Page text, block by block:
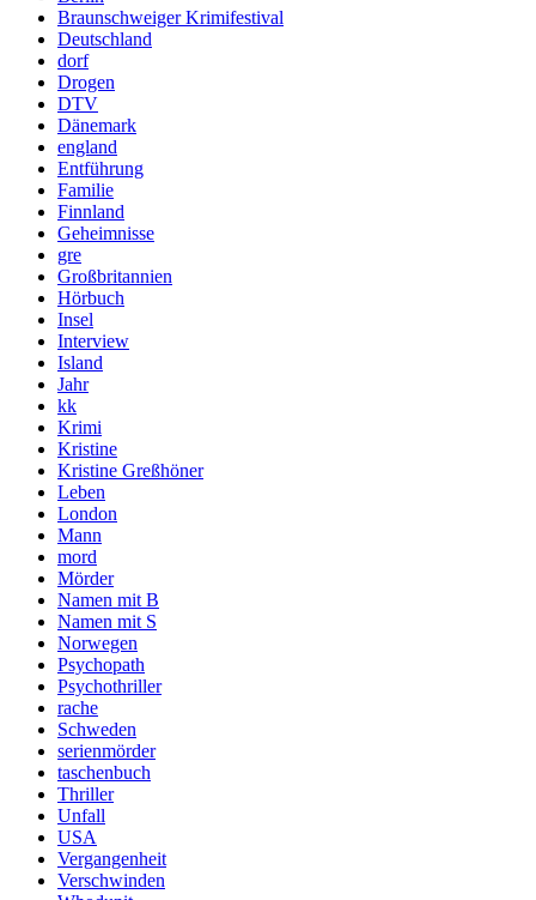
Braunschweiger Krimifestival
Deutschland
dorf
Drogen
DTV
Dänemark
england
Entführung
Familie
Finnland
Geheimnisse
gre
Großbritannien
Hörbuch
Insel
Interview
Island
Jahr
kk
Krimi
Kristine
Kristine Greßhöner
Leben
London
Mann
mord
Mörder
Namen mit B
Namen mit S
Norwegen
Psychopath
Psychothriller
rache
Schweden
serienmörder
taschenbuch
Thriller
Unfall
USA
Vergangenheit
Verschwinden